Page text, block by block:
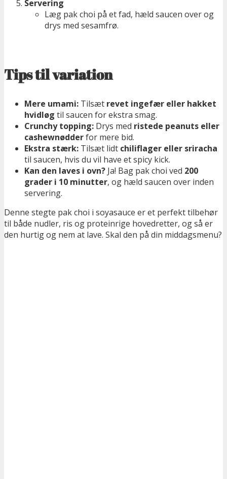
Servering
Læg pak choi på et fad, hæld saucen over og
drys med sesamfrø.
Tips til variation
Mere umami: Tilsæt revet ingefær eller hakket
hvidløg til saucen for ekstra smag.
Crunchy topping: Drys med ristede peanuts eller
cashewnødderfor mere bid.
Ekstra stærk: Tilsæt lidt chiliflager eller sriracha
til saucen, hvis du vil have et spicy kick.
Kan den laves i ovn? Ja! Bag pak choi ved 200
grader i 10 minutter, og hæld saucen over inden
servering.
Denne stegte pak choi i soyasauce er et perfekt tilbehør
til både nudler, ris og proteinrige hovedretter, og så er
den hurtig og nem at lave. Skal den på din middagsmenu?